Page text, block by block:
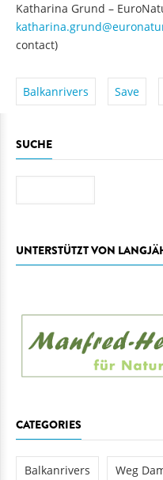
Katharina Grund –
contact)
Balkanrivers Save
SUCHE
UNTERSTÜTZT VON
CATEGORIES
Balkanrivers Weg